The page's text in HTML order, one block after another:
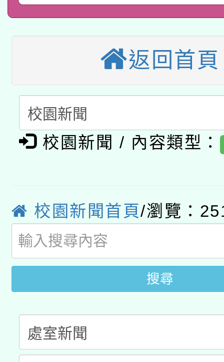
接種對象擴大為「滿6
接種之民眾」措施，
月28日止
業技術研究院辦理「
用水績優單位及節水達
桃園市孔廟祈福系列
開 智慧啟航」
2026年桃園地景藝術
「2026桃園藝術巡演
關事宜
轉知教育部國民及學前
國立臺灣師範大學辦理
年度健康促進學校輔導
函轉國家教育研究院中
原住民族教育政策研討
轉知教育部國民及學前
方素養工作坊新北場」
「族語學習班」招生簡
文教學共融平台-教案
件」活動簡章
教育部國民及學前教育
年度COVID-19疫苗接
接種對象擴大為「滿6
接種之民眾」措施，延
月28日止
返回首頁
校園新聞 / 內容類型：
校園新聞首頁/瀏覽：
搜尋